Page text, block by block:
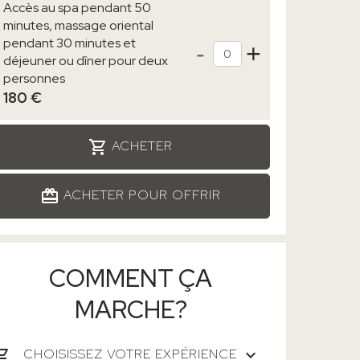
Accès au spa pendant 50
minutes, massage oriental
pendant 30 minutes et
déjeuner ou dîner pour deux
personnes
180 €
- Qté +
ACHETER
ACHETER POUR OFFRIR
COMMENT ÇA
MARCHE?
CHOISISSEZ VOTRE EXPÉRIENCE